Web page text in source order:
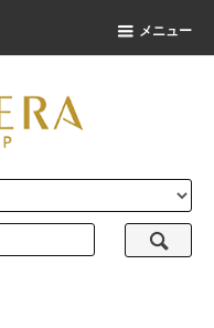
メニュー